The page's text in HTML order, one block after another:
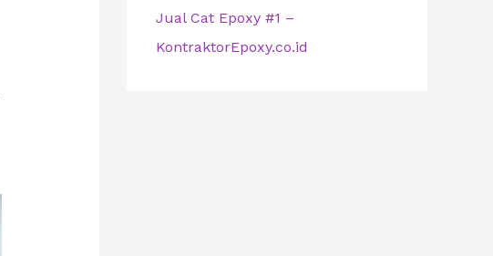
Jual Cat Epoxy #1 –
KontraktorEpoxy.co.id